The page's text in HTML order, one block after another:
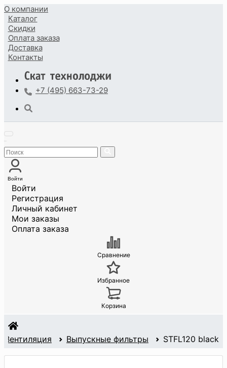
О компании
Каталог
Скидки
Оплата заказа
Доставка
Контакты
+7 (495) 663-73-29
Войти
Войти
Регистрация
Личный кабинет
Мои заказы
Оплата заказа
Сравнение
Избранное
Корзина
Вентиляция Выпускные фильтры STFL120 black